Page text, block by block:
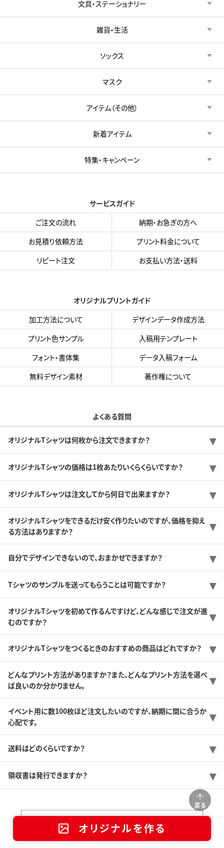
戻る
オリジナルを作る
文具・ステーショナリー
雑貨・生活
ソックス
マスク
アイテム（その他）
新着アイテム
特集・キャンペーン
サービスガイド
ご注文の流れ
納期・お急ぎの方へ
お見積り依頼方法
プリント料金について
リピート注文
お支払い方法・送料
オリジナルプリントガイド
加工方法について
デザインデータ作成方法
プリント色サンプル
入稿用テンプレート
フォント・書体集
データ入稿フォーム
無料デザイン素材
著作権について
よくある質問
オリジナルTシャツは何枚から注文できますか？
オリジナルTシャツの価格は1枚あたりいくらくらいですか？
オリジナルTシャツは注文してから何日で出来ますか？
オリジナルTシャツをできるだけ安く作りたいのですが、価格を抑え
る方法はありますか？
自分でデザインできないので、おまかせできますか？
Tシャツのサンプルを送ってもらうことは可能ですか？
オリジナルTシャツを初めて作るんですけど、どんな感じで注文が進
むのですか？
オリジナルTシャツをつくるときのおすすめの商品はどれですか？
どんなプリント方法がありますか？また、どんなプリント方法を選べ
ば良いのか分かりません。
イベント用に数100枚ほど注文したいのですが、納期に間に合うか
心配です。
送料はどのくらいですか？
領収書は発行できますか？
店舗一覧